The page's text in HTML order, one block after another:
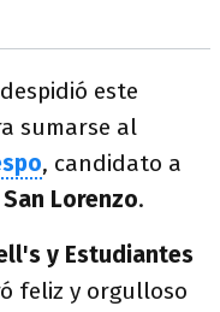
este
sumarse al
, candidato a
San Lorenzo.
y Estudiantes
feliz y orgulloso